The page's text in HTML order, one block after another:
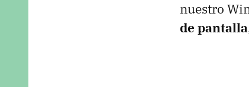
nuestro
de pantalla